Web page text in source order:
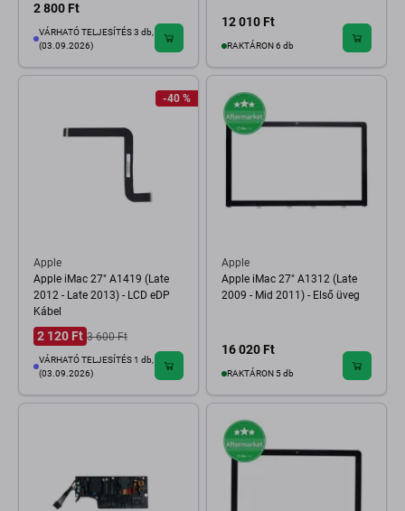
2 800 Ft
VÁRHATÓ TELJESÍTÉS 3 db,
(03.09.2026)
12 010 Ft
RAKTÁRON 6 db
-40 %
Apple
Apple iMac 27" A1419 (Late
2012 - Late 2013) - LCD eDP
Kábel
2 120 Ft 3 600 Ft
VÁRHATÓ TELJESÍTÉS 1 db,
(03.09.2026)
Apple
Apple iMac 27" A1312 (Late
2009 - Mid 2011) - Első üveg
16 020 Ft
RAKTÁRON 5 db